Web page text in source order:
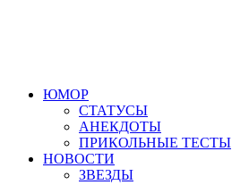
ЮМОР
СТАТУСЫ
АНЕКДОТЫ
ПРИКОЛЬНЫЕ ТЕСТЫ
НОВОСТИ
ЗВЕЗДЫ